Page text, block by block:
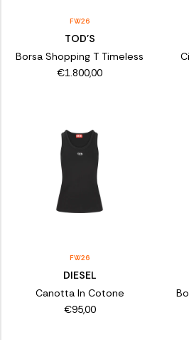
FW26
TOD'S
Borsa Shopping T Timeless
€1.800,00
FW26
DIESEL
Canotta In Cotone
€95,00